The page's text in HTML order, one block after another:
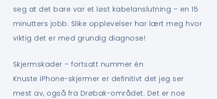
seg at det bare var et løst kabelanslutning – en 15
minutters jobb. Slike opplevelser har lært meg hvor
viktig det er med grundig diagnose!
Skjermskader – fortsatt nummer én
Knuste iPhone-skjermer er definitivt det jeg ser
mest av, også fra Drøbak-området. Det er noe